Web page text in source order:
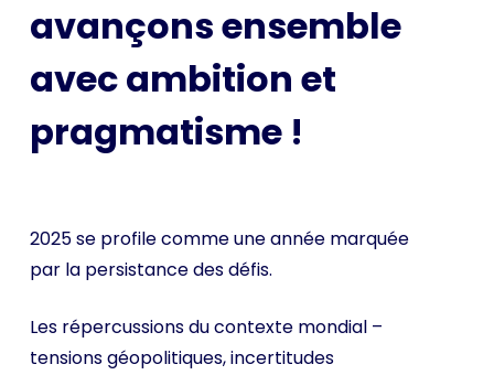
avançons ensemble
avec ambition et
pragmatisme !
2025 se profile comme une année marquée
par la persistance des défis.
Les répercussions du contexte mondial –
tensions géopolitiques, incertitudes